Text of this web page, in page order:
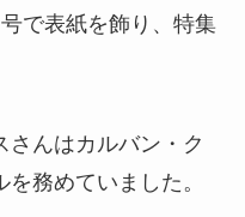
で表紙を飾り、特集
さんはカルバン・ク
務めていました。